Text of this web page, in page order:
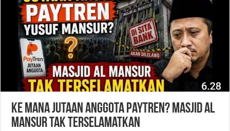
Ke Mana Jutaan Anggota Paytren? Masjid Al
Mansur Tak Terselamatkan